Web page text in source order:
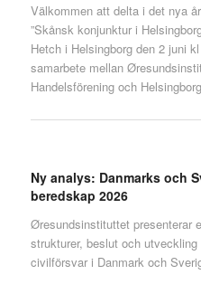
Välkommen att delta i det nya
”Skånsk konjunktur i
Hetch i Helsingborg den 2 juni
samarbete mellan
Handelsförening och
Ny analys: Danmarks och
beredskap 2026
Øresundsinstituttet presenterar
strukturer, beslut och
civilförsvar i Danmark och